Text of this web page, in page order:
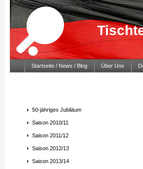
Startseite / News / Blog Über Uns
50-jähriges Jubiläum
Saison 2010/11
Saison 2011/12
Saison 2012/13
Saison 2013/14